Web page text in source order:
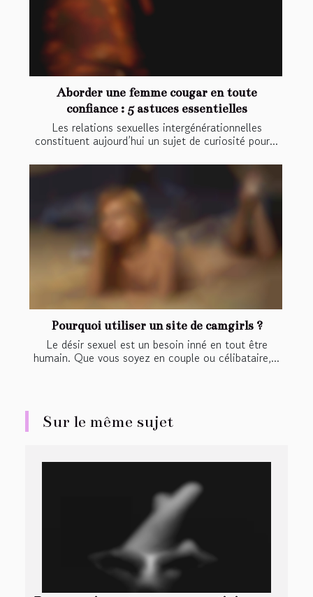
Aborder une femme cougar en toute
confiance : 5 astuces essentielles
Les relations sexuelles intergénérationnelles
constituent aujourd’hui un sujet de curiosité pour...
Pourquoi utiliser un site de camgirls ?
Le désir sexuel est un besoin inné en tout être
humain. Que vous soyez en couple ou célibataire,...
Sur le même sujet